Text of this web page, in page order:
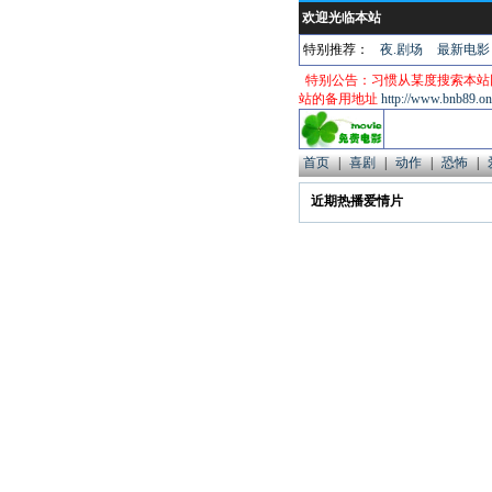
欢迎光临本站
特别推荐： 夜.剧场 最新电影
特别公告：习惯从某度搜索本
站的备用地址 http://
首页 | 喜剧 | 动作 | 恐怖 |
近期热播爱情片